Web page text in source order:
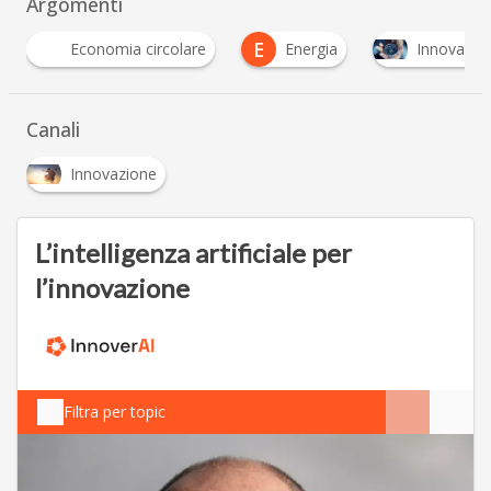
Energia Innovation Management
Canali
Innovazione
L’intelligenza artificiale per
l’innovazione
Filtra per topic